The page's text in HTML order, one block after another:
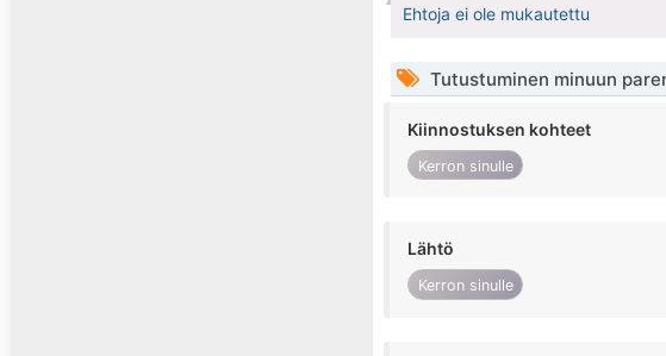
Ehtoja ei ole mukautettu
Tutustuminen minuun
Kiinnostuksen kohteet
Kerron sinulle
Lähtö
Kerron sinulle